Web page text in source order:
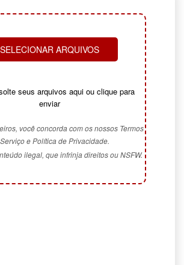
SELECIONAR ARQUIVOS
seus arquivos aqui ou clique para
enviar
você concorda com os nossos Termos
e Política de Privacidade.
ilegal, que infrinja direitos ou NSFW.